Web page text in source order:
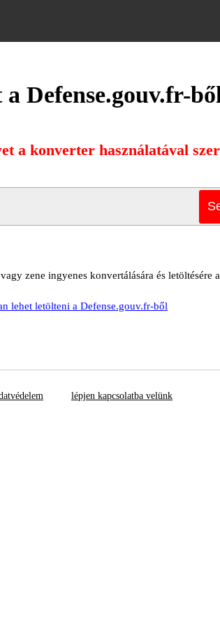
Defense.gouv.fr-
a konverter használatával
zene ingyenes konvertálására és letöltésére a
lehet letölteni a Defense.gouv.fr-ből
lépjen kapcsolatba velünk